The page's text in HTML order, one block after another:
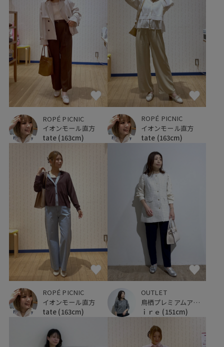
ROPÉ PICNIC
イオンモール直方
tate (163cm)
ROPÉ PICNIC
イオンモール直方
tate (163cm)
ROPÉ PICNIC
イオンモール直方
tate (163cm)
OUTLET
鳥栖プレミアムアウトレット
ｉｒｅ (151cm)